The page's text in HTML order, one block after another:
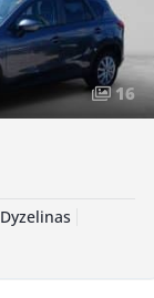
16
Dyzelinas